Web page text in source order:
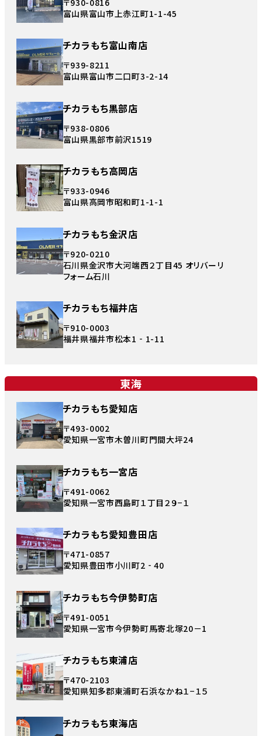
富山県富山市上赤江町1-1-45
チカラもち富山南店
〒939-8211
富山県富山市二口町3-2-14
チカラもち黒部店
〒938-0806
富山県黒部市前沢1519
チカラもち高岡店
〒933-0946
富山県高岡市昭和町1-1-1
チカラもち金沢店
〒920-0210
石川県金沢市大河端西２丁目45 オリバーリ
フォーム石川
チカラもち福井店
〒910-0003
福井県福井市松本1‐1-11
東海
チカラもち愛知店
〒493-0002
愛知県一宮市木曽川町門間大坪24
チカラもち一宮店
〒491-0062
愛知県一宮市西島町１丁目２９−１
チカラもち愛知豊田店
〒471-0857
愛知県豊田市小川町2‐40
チカラもち今伊勢町店
〒491-0051
愛知県一宮市今伊勢町馬寄北塚20－1
チカラもち東浦店
〒470-2103
愛知県知多郡東浦町石浜なかね１−１５
チカラもち東海店